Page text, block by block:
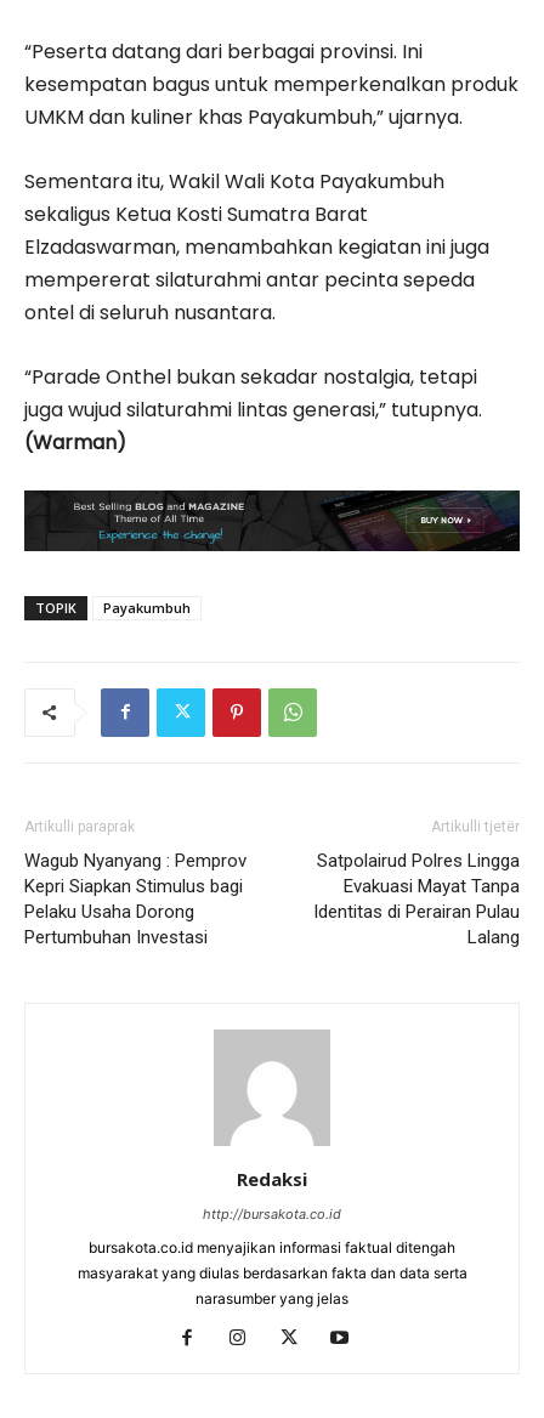
“Peserta datang dari berbagai provinsi. Ini
kesempatan bagus untuk memperkenalkan produk
UMKM dan kuliner khas Payakumbuh,” ujarnya.
Sementara itu, Wakil Wali Kota Payakumbuh
sekaligus Ketua Kosti Sumatra Barat
Elzadaswarman, menambahkan kegiatan ini juga
mempererat silaturahmi antar pecinta sepeda
ontel di seluruh nusantara.
“Parade Onthel bukan sekadar nostalgia, tetapi
juga wujud silaturahmi lintas generasi,” tutupnya.
(Warman)
TOPIK Payakumbuh
Artikulli paraprak
Wagub Nyanyang : Pemprov
Kepri Siapkan Stimulus bagi
Pelaku Usaha Dorong
Pertumbuhan Investasi
Artikulli tjetër
Satpolairud Polres Lingga
Evakuasi Mayat Tanpa
Identitas di Perairan Pulau
Lalang
Redaksi
http://bursakota.co.id
bursakota.co.id menyajikan informasi faktual ditengah
masyarakat yang diulas berdasarkan fakta dan data serta
narasumber yang jelas